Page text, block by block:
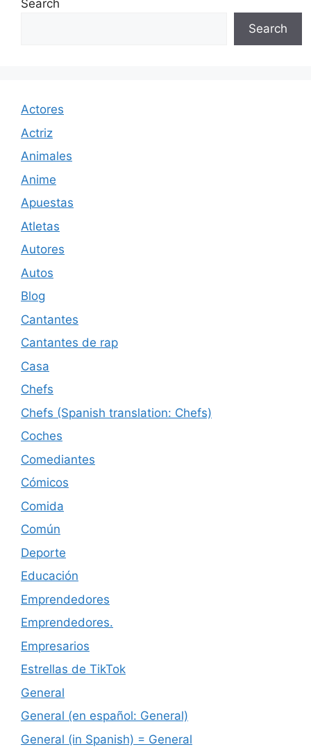
Search
Search
Actores
Actriz
Animales
Anime
Apuestas
Atletas
Autores
Autos
Blog
Cantantes
Cantantes de rap
Casa
Chefs
Chefs (Spanish translation: Chefs)
Coches
Comediantes
Cómicos
Comida
Común
Deporte
Educación
Emprendedores
Emprendedores.
Empresarios
Estrellas de TikTok
General
General (en español: General)
General (in Spanish) = General